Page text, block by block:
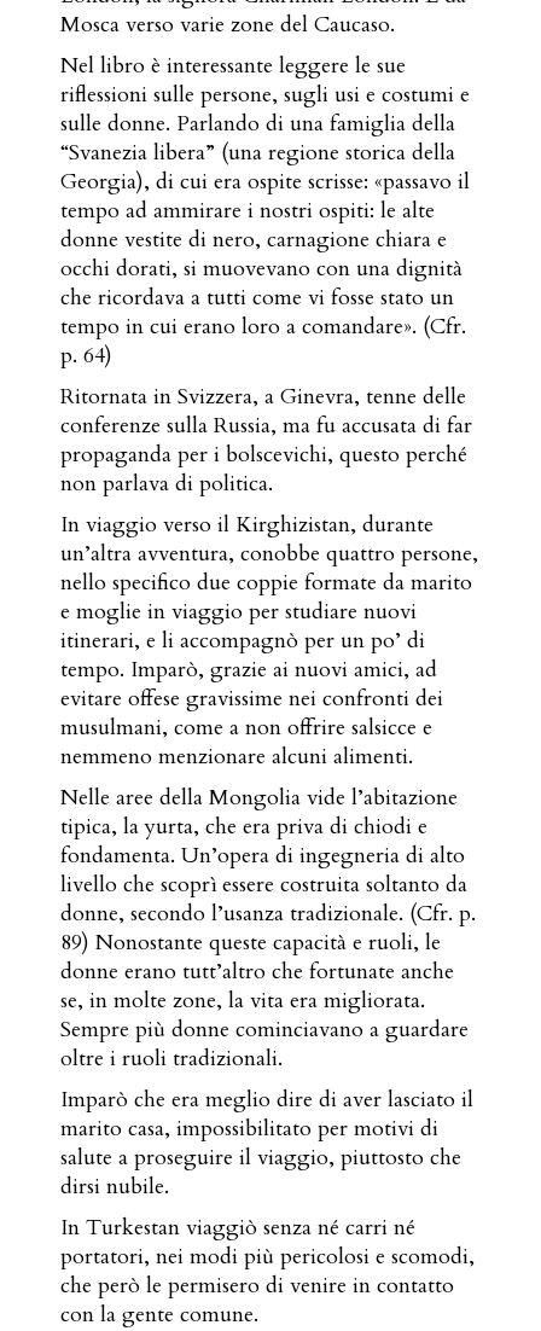
Mosca verso varie zone del Caucaso.
Nel libro è interessante leggere le sue
riflessioni sulle persone, sugli usi e costumi e
sulle donne. Parlando di una famiglia della
“Svanezia libera” (una regione storica della
Georgia), di cui era ospite scrisse: «passavo il
tempo ad ammirare i nostri ospiti: le alte
donne vestite di nero, carnagione chiara e
occhi dorati, si muovevano con una dignità
che ricordava a tutti come vi fosse stato un
tempo in cui erano loro a comandare». (Cfr.
p. 64)
Ritornata in Svizzera, a Ginevra, tenne delle
conferenze sulla Russia, ma fu accusata di far
propaganda per i bolscevichi, questo perché
non parlava di politica.
In viaggio verso il Kirghizistan, durante
un’altra avventura, conobbe quattro persone,
nello specifico due coppie formate da marito
e moglie in viaggio per studiare nuovi
itinerari, e li accompagnò per un po’ di
tempo. Imparò, grazie ai nuovi amici, ad
evitare offese gravissime nei confronti dei
musulmani, come a non offrire salsicce e
nemmeno menzionare alcuni alimenti.
Nelle aree della Mongolia vide l’abitazione
tipica, la yurta, che era priva di chiodi e
fondamenta. Un’opera di ingegneria di alto
livello che scoprì essere costruita soltanto da
donne, secondo l’usanza tradizionale. (Cfr. p.
89) Nonostante queste capacità e ruoli, le
donne erano tutt’altro che fortunate anche
se, in molte zone, la vita era migliorata.
Sempre più donne cominciavano a guardare
oltre i ruoli tradizionali.
Imparò che era meglio dire di aver lasciato il
marito casa, impossibilitato per motivi di
salute a proseguire il viaggio, piuttosto che
dirsi nubile.
In Turkestan viaggiò senza né carri né
portatori, nei modi più pericolosi e scomodi,
che però le permisero di venire in contatto
con la gente comune.